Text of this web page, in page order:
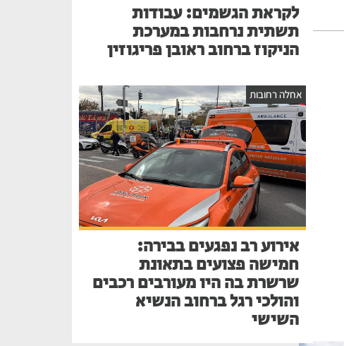
לקראת הגשמים: עבודות
תשתית נרחבות במערכת
הניקוז ברחוב ראובן פריגוזין
אחלה רחובות
אירוע רב נפגעים בבירה:
חמישה פצועים בתאונת
שרשרת בה היו מעורבים רכבים
והולכי רגל ברחוב הנשיא
השישי